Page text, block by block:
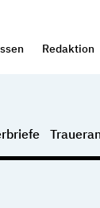
Redaktion